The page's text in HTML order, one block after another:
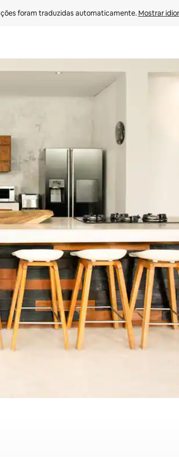
foram traduzidas automaticamente. Mostrar
seta para cima e para baixo do teclado ou